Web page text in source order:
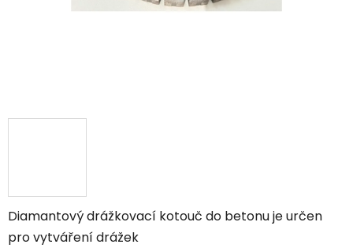
Diamantový drážkovací kotouč do betonu je určen
pro vytváření drážek